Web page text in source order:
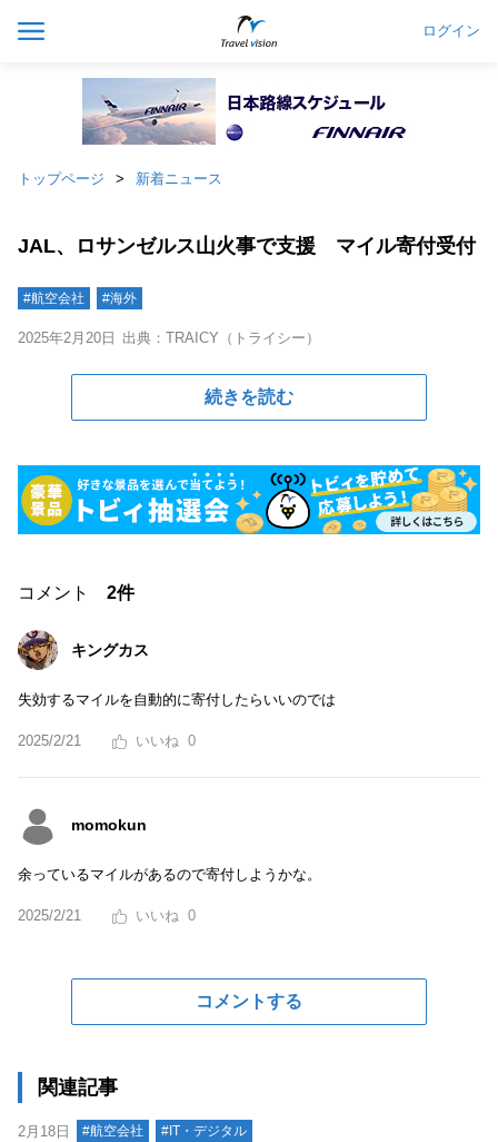
ログイン
トップページ 新着ニュース
JAL、ロサンゼルス山火事で支援 マイル寄付受付
#航空会社 #海外
2025年2月20日 出典：TRAICY（トライシー）
続きを読む
コメント 2件
キングカス
失効するマイルを自動的に寄付したらいいのでは
2025/2/21 0
momokun
余っているマイルがあるので寄付しようかな。
2025/2/21 0
コメントする
関連記事
2月18日 #航空会社 #IT・デジタル